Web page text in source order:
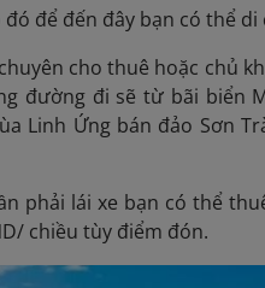
để đến đây bạn có thể
cho thuê hoặc chủ
đường đi sẽ từ bãi biển
Linh Ứng bán đảo Sơn
phải lái xe bạn có thể
chiều tùy điểm đón.